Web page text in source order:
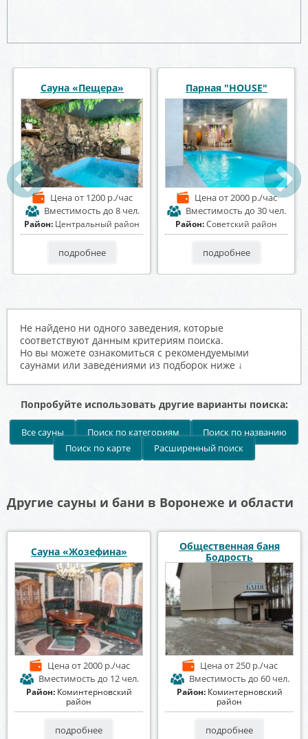
Сауна «Пещера»
Ценаот 1200 р./час
Вместимость до 8 чел.
Район: Центральный район
подробнее
Парная "HOUSE"
Ценаот 2000 р./час
Вместимость до 30 чел.
Район:Советский район
подробнее
Не найдено ни одного заведения, которые
соответствуют данным критериям поиска.
Но вы можете ознакомиться с рекомендуемыми
саунами или заведениями из подборок ниже ↓
Попробуйте использовать другие варианты поиска:
Все сауны Поиск по категориям
Поиск по названию
Поиск по карте
Расширенный поиск
Другие сауны и бани в Воронеже и области
Сауна «Жозефина»
Ценаот 2000 р./час
Вместимость до 12 чел.
Район: Коминтерновский
район
подробнее
Общественная баня
Бодрость
Ценаот 250 р./час
Вместимость до 60 чел.
Район: Коминтерновский
район
подробнее